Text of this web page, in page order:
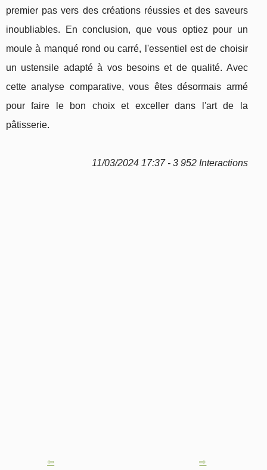
premier pas vers des créations réussies et des saveurs
inoubliables. En conclusion, que vous optiez pour un
moule à manqué rond ou carré, l'essentiel est de choisir
un ustensile adapté à vos besoins et de qualité. Avec
cette analyse comparative, vous êtes désormais armé
pour faire le bon choix et exceller dans l'art de la
pâtisserie.
11/03/2024 17:37 - 3 952 Interactions